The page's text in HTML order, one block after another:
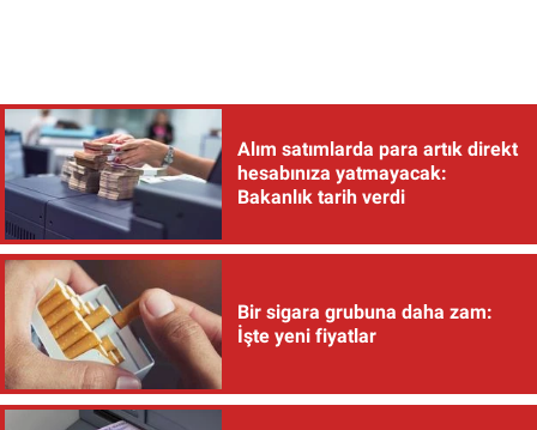
Alım satımlarda para artık direkt
hesabınıza yatmayacak:
Bakanlık tarih verdi
Bir sigara grubuna daha zam:
İşte yeni fiyatlar